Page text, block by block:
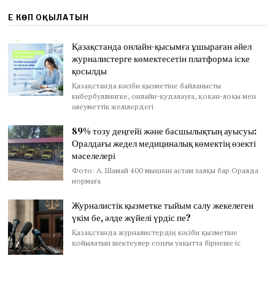
ЕҢ КӨП ОҚЫЛАТЫН
Қазақстанда онлайн-қысымға ұшыраған әйел
журналистерге көмектесетін платформа іске
қосылды
Қазақстанда кәсіби қызметіне байланысты
кибербуллингке, онлайн-қудалауға, қоқан-лоқы мен
әлеуметтік желілердегі
89% тозу деңгейі және басшылықтың ауысуы:
Оралдағы жедел медициналық көмектің өзекті
мәселелері
Фото: А. Шамай 400 мыңнан астам халқы бар Оралда
нормаға
Журналистік қызметке тыйым салу жекелеген
үкім бе, әлде жүйелі үрдіс пе?
Қазақстанда журналистердің кәсіби қызметіне
қойылатын шектеулер соңғы уақытта бірнеше іс